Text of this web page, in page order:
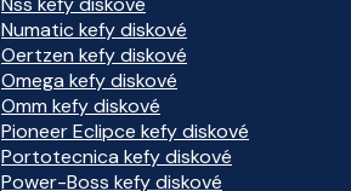
Numatic kefy diskové
Oertzen kefy diskové
Omega kefy diskové
Omm kefy diskové
Pioneer Eclipce kefy diskové
Portotecnica kefy diskové
Power-Boss kefy diskové